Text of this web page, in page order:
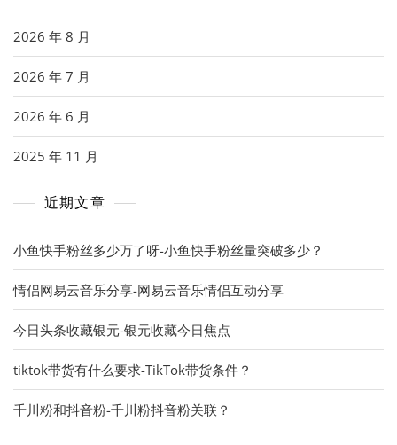
2026 年 8 月
2026 年 7 月
2026 年 6 月
2025 年 11 月
近期文章
小鱼快手粉丝多少万了呀-小鱼快手粉丝量突破多少？
情侣网易云音乐分享-网易云音乐情侣互动分享
今日头条收藏银元-银元收藏今日焦点
tiktok带货有什么要求-TikTok带货条件？
千川粉和抖音粉-千川粉抖音粉关联？